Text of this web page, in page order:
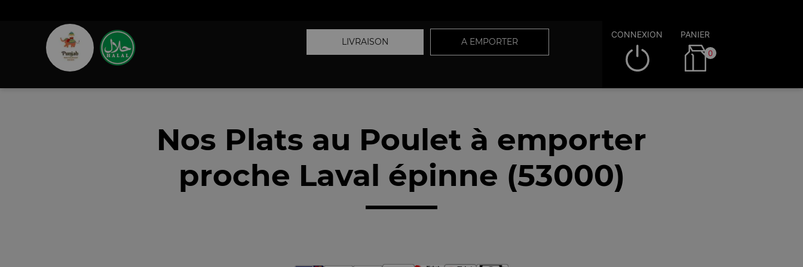
LIVRAISON A EMPORTER
CONNEXION PANIER
0
Nos Plats au Poulet à emporter
proche Laval épinne (53000)